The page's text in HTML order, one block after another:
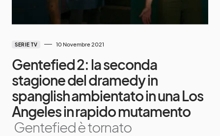
SERIE TV 10 Novembre 2021
Gentefied 2: la seconda
stagione del dramedy in
spanglish ambientato in una Los
Angeles in rapido mutamento
Gentefied è tornato